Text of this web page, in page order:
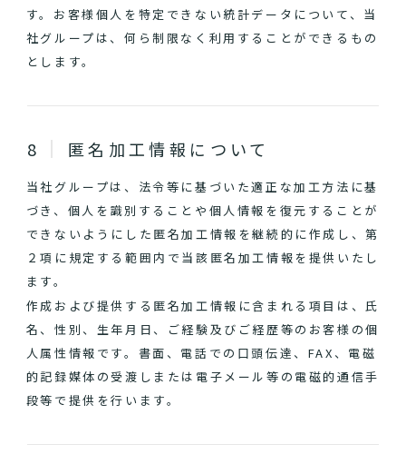
す。お客様個人を特定できない統計データについて、当
社グループは、何ら制限なく利用することができるもの
とします。
匿名加工情報について
当社グループは、法令等に基づいた適正な加工方法に基
づき、個人を識別することや個人情報を復元することが
できないようにした匿名加工情報を継続的に作成し、第
２項に規定する範囲内で当該匿名加工情報を提供いたし
ます。
作成および提供する匿名加工情報に含まれる項目は、氏
名、性別、生年月日、ご経験及びご経歴等のお客様の個
人属性情報です。書面、電話での口頭伝達、FAX、電磁
的記録媒体の受渡しまたは電子メール等の電磁的通信手
段等で提供を行います。